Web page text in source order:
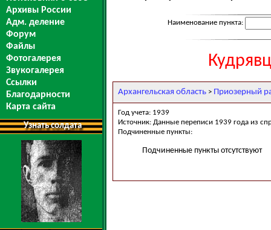
Архивы России
Адм. деление
Форум
Файлы
Фотогалерея
Звукогалерея
Ссылки
Благодарности
Карта сайта
Узнать солдата
Наименование пункта:
Архангельская область > Приозерный
Год учета: 1939
Источник: Данные переписи 1939 года из
Подчиненные пункты:
Подчиненные пункты отсутствуют